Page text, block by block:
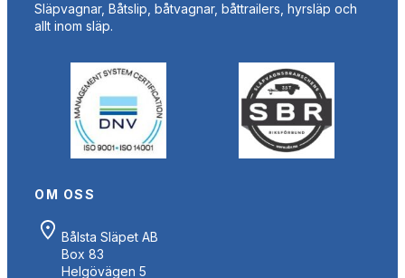
Släpvagnar, Båtslip, båtvagnar, båttrailers, hyrsläp och
allt inom släp.
OM OSS
Bålsta Släpet AB
Box 83
Helgövägen 5